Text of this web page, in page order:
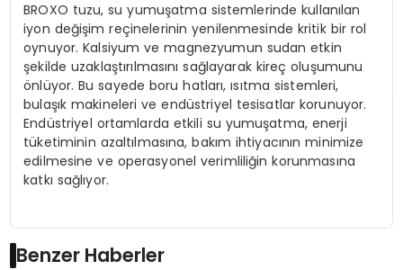
BROXO tuzu, su yumuşatma sistemlerinde kullanılan
iyon değişim reçinelerinin yenilenmesinde kritik bir rol
oynuyor. Kalsiyum ve magnezyumun sudan etkin
şekilde uzaklaştırılmasını sağlayarak kireç oluşumunu
önlüyor. Bu sayede boru hatları, ısıtma sistemleri,
bulaşık makineleri ve endüstriyel tesisatlar korunuyor.
Endüstriyel ortamlarda etkili su yumuşatma, enerji
tüketiminin azaltılmasına, bakım ihtiyacının minimize
edilmesine ve operasyonel verimliliğin korunmasına
katkı sağlıyor.
Benzer Haberler